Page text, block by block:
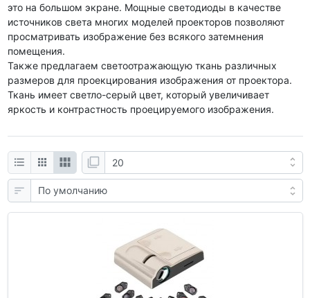
это на большом экране. Мощные светодиоды в качестве
источников света многих моделей проекторов позволяют
просматривать изображение без всякого затемнения
помещения.
Также предлагаем светоотражающую ткань различных
размеров для проекцирования изображения от проектора.
Ткань имеет светло-серый цвет, который увеличивает
яркость и контрастность проецируемого изображения.